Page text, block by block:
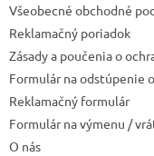
Všeobecné obchodné
Reklamačný poriadok
Zásady a poučenia o
Formulár na odstúpenie
Reklamačný formulár
Formulár na výmenu /
O nás